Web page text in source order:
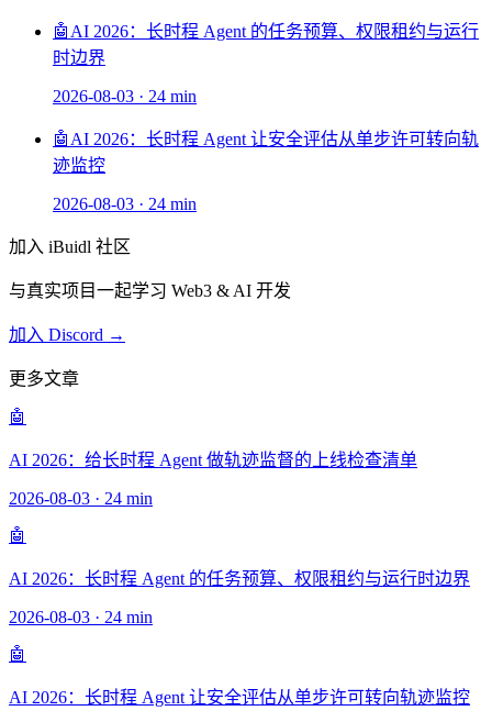
🤖 AI 2026：长时程 Agent 的任务预算、权限租约与运行
时边界
2026-08-03 · 24 min
🤖 AI 2026：长时程 Agent 让安全评估从单步许可转向轨
迹监控
2026-08-03 · 24 min
加入 iBuidl 社区
与真实项目一起学习 Web3 & AI 开发
加入 Discord →
更多文章
🤖
AI 2026：给长时程 Agent 做轨迹监督的上线检查清单
2026-08-03 · 24 min
🤖
AI 2026：长时程 Agent 的任务预算、权限租约与运行时边界
2026-08-03 · 24 min
🤖
AI 2026：长时程 Agent 让安全评估从单步许可转向轨迹监控